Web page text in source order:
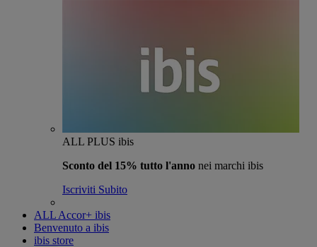
ALL PLUS ibis
Sconto del 15% tutto l'anno nei marchi ibis
Iscriviti Subito
ALL Accor+ ibis
Benvenuto a ibis
ibis store